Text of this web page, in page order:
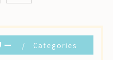
ー Categories